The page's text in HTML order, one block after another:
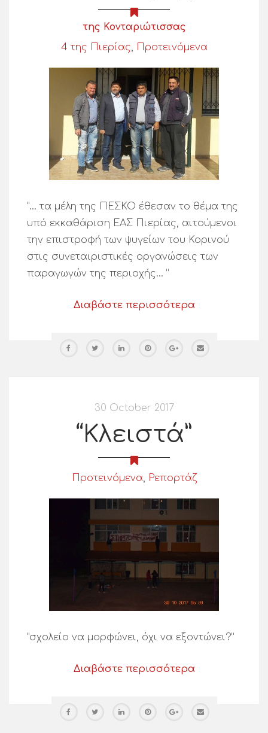
της Κονταριώτισσας
4 της Πιερίας, Προτεινόμενα
“… τα μέλη της ΠΕΣΚΟ έθεσαν το θέμα της
υπό εκκαθάριση ΕΑΣ Πιερίας, αιτούμενοι
την επιστροφή των ψυγείων του Κορινού
στις συνεταιριστικές οργανώσεις των
παραγωγών της περιοχής… “
Διαβάστε περισσότερα
30 October 2017
“Κλειστά”
Προτεινόμενα, Ρεπορτάζ
“σχολείο να μορφώνει, όχι να εξοντώνει?”
Διαβάστε περισσότερα